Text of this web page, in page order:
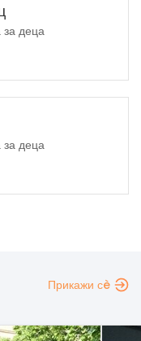
деца
деца
Прикажи сè